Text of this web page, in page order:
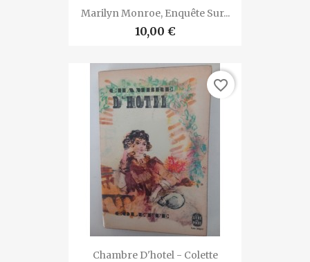
Marilyn Monroe, Enquête Sur...
10,00 €
Chambre D'hotel - Colette
favorite_border